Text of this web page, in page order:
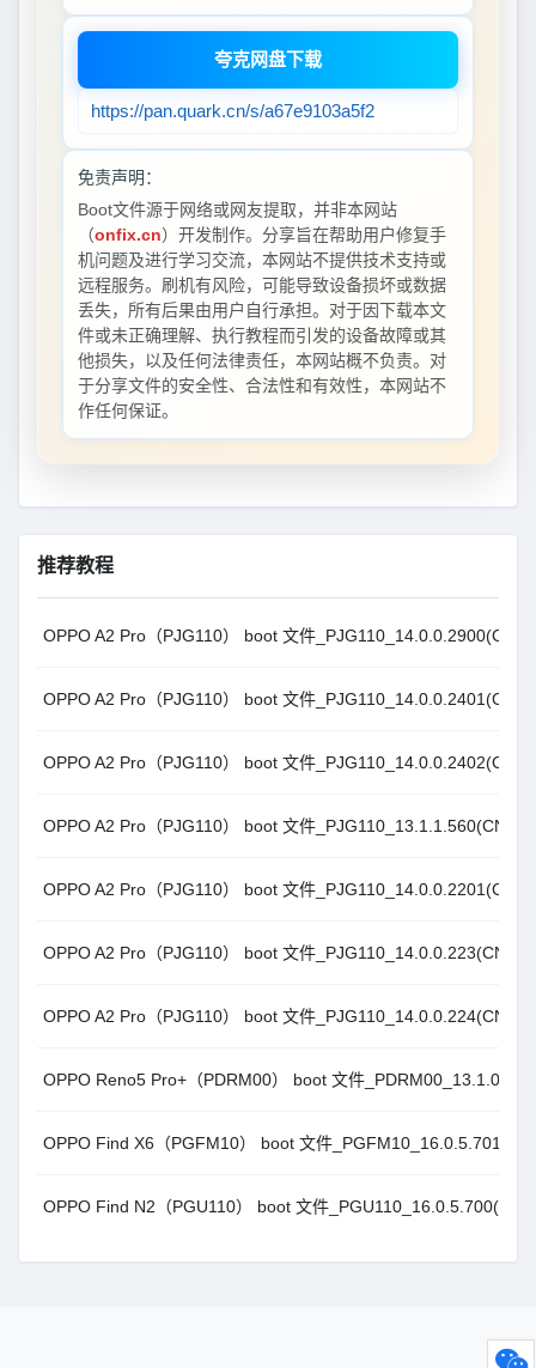
夸克网盘下载
https://pan.quark.cn/s/a67e9103a5f2
免责声明：
Boot文件源于网络或网友提取，并非本网站
（onfix.cn）开发制作。分享旨在帮助用户修复手
机问题及进行学习交流，本网站不提供技术支持或
远程服务。刷机有风险，可能导致设备损坏或数据
丢失，所有后果由用户自行承担。对于因下载本文
件或未正确理解、执行教程而引发的设备故障或其
他损失，以及任何法律责任，本网站概不负责。对
于分享文件的安全性、合法性和有效性，本网站不
作任何保证。
推荐教程
OPPO A2 Pro（PJG110） boot 文件
OPPO A2 Pro（PJG110） boot 文件
OPPO A2 Pro（PJG110） boot 文件
OPPO A2 Pro（PJG110） boot 文件_PJG110_13.1.1.560(CN01)
OPPO A2 Pro（PJG110） boot 文件
OPPO A2 Pro（PJG110） boot 文件_PJG110_14.0.0.223(CN01)
OPPO A2 Pro（PJG110） boot 文件_PJG110_14.0.0.224(CN01)
OPPO Reno5 Pro+（PDRM00） boot 文件
OPPO Find X6（PGFM10） boot 文件
OPPO Find N2（PGU110） boot 文件